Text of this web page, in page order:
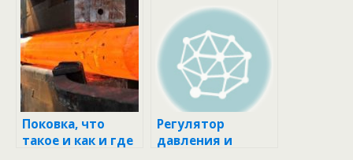
Поковка, что
такое и как и где
Регулятор
давления и